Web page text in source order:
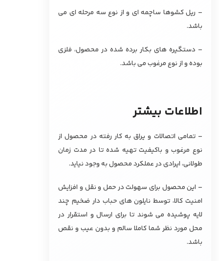
– ریل کشوها ساچمه ای و از نوع سه مرحله ای می
باشد.
– دستگیره های بکار برده شده در محصول، فلزی
بوده و از نوع مرغوب می باشد.
اطلاعات بیشتر
– تمامی اتصالات و یراق به کار رفته در محصول از
نوع مرغوب و باکیفیت تهیه شده تا در مدت زمان
طولانی، ایرادی در عملکرد محصول به وجود نیاید.
– این محصول برای سهولت در حمل و نقل و افزایش
امنیت کالا، توسط نایلون های حباب دار ضخیم چند
لایه پوشیده می شوند تا برای ارسال و استقرار در
محل مورد نظر شما کاملا سالم و بدون عیب و نقص
باشد.